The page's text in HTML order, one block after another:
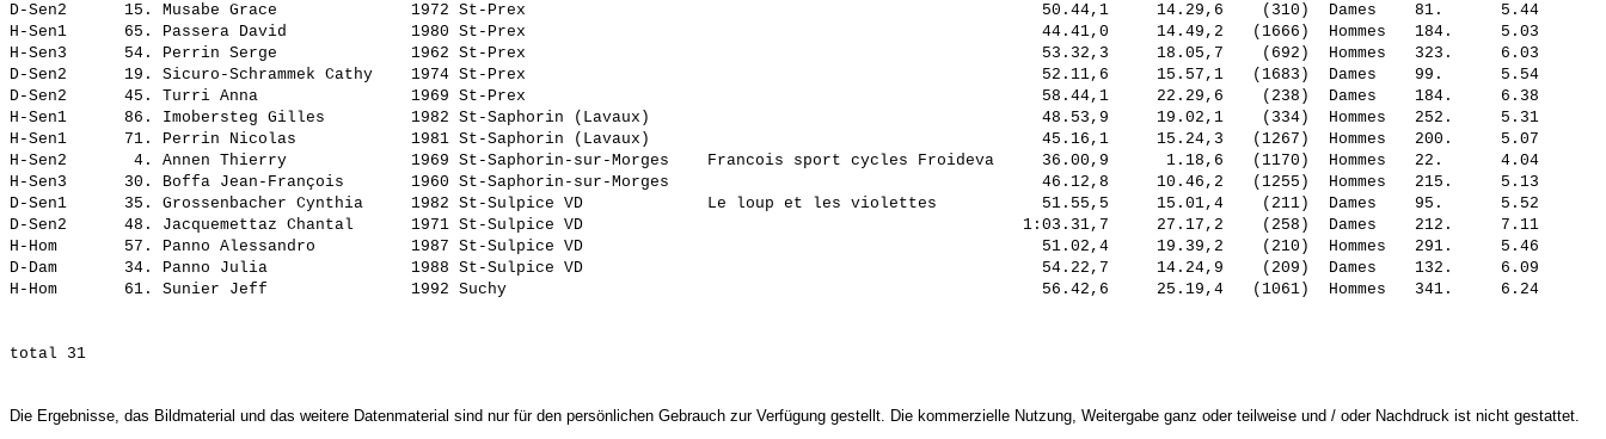
D-Sen2      15. Musabe Grace
1972 St-Prex                                                      50.44,1     14.29,6    (310)  Dames    81.      5.44
H-Sen1      65. Passera David
1980 St-Prex                                                      44.41,0     14.49,2   (1666)  Hommes   184.     5.03
H-Sen3      54. Perrin Serge
1962 St-Prex                                                      53.32,3     18.05,7    (692)  Hommes   323.     6.03
D-Sen2      19. Sicuro-Schrammek Cathy
1974 St-Prex                                                      52.11,6     15.57,1   (1683)  Dames    99.      5.54
D-Sen2      45. Turri Anna
1969 St-Prex                                                      58.44,1     22.29,6    (238)  Dames    184.     6.38
H-Sen1      86. Imobersteg Gilles
1982 St-Saphorin (Lavaux)                                         48.53,9     19.02,1    (334)  Hommes   252.     5.31
H-Sen1      71. Perrin Nicolas
1981 St-Saphorin (Lavaux)                                         45.16,1     15.24,3   (1267)  Hommes   200.     5.07
H-Sen2       4. Annen Thierry
1969 St-Saphorin-sur-Morges    Francois sport cycles Froideva     36.00,9      1.18,6   (1170)  Hommes   22.      4.04
H-Sen3      30. Boffa Jean-François
1960 St-Saphorin-sur-Morges                                       46.12,8     10.46,2   (1255)  Hommes   215.     5.13
D-Sen1      35. Grossenbacher Cynthia
1982 St-Sulpice VD             Le loup et les violettes           51.55,5     15.01,4    (211)  Dames    95.      5.52
D-Sen2      48. Jacquemettaz Chantal
1971 St-Sulpice VD                                              1:03.31,7     27.17,2    (258)  Dames    212.     7.11
H-Hom       57. Panno Alessandro
1987 St-Sulpice VD                                                51.02,4     19.39,2    (210)  Hommes   291.     5.46
D-Dam       34. Panno Julia
1988 St-Sulpice VD                                                54.22,7     14.24,9    (209)  Dames    132.     6.09
H-Hom       61. Sunier Jeff
Die Ergebnisse, das Bildmaterial und das weitere Datenmaterial sind nur für den persönlichen Gebrauch zur Verfügung gestellt. Die kommerzielle Nutzung, Weitergabe ganz oder teilweise und / oder Nachdruck ist nicht gestattet.